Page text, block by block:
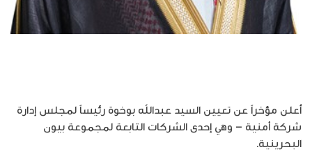
أُعلن مؤخراً عن تعيين السيد عبدالله بوخوة رئيساً لمجلس إدارة
شركة أمنية – وهي إحدى الشركات التابعة لمجموعة بيون
البحرينية.